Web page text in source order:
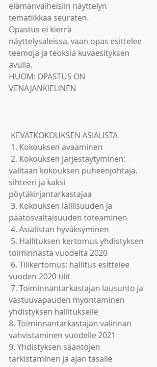
elämänvaiheisiin näyttelyn
tematiikkaa seuraten.
Opastus ei kierrä
näyttelysaleissa, vaan opas esittelee
teemoja ja teoksia kuvaesityksen
avulla.
HUOM: OPASTUS ON
VENÄJÄNKIELINEN
KEVÄTKOKOUKSEN ASIALISTA
1. Kokouksen avaaminen
valitaan kokouksen puheenjohtaja,
sihteeri ja kaksi
pöytäkirjantarkastajaa
päätösvaltaisuuden toteaminen
4. Asialistan hyväksyminen
toiminnasta vuodelta 2020
vuoden 2020 tilit
vastuuvapauden myöntäminen
yhdistyksen hallitukselle
8. Toiminnantarkastajan valinnan
vahvistaminen vuodelle 2021
9. Yhdistyksen sääntöjen
tarkistaminen ja ajan tasalle